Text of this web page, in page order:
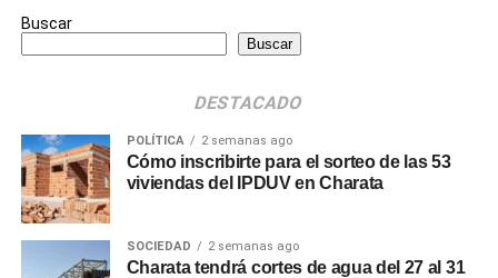
Buscar
Buscar
DESTACADO
POLÍTICA 2 semanas ago
Cómo inscribirte para el sorteo de las 53
viviendas del IPDUV en Charata
SOCIEDAD 2 semanas ago
Charata tendrá cortes de agua del 27 al 31